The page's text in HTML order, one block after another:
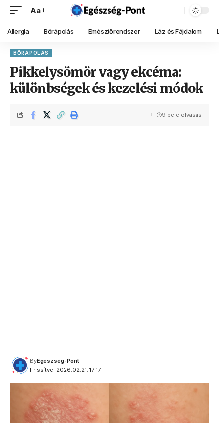
Aa
Allergia Bőrápolás Emésztőrendszer Láz és Fájdalom
BŐRÁPOLÁS
Pikkelysömör vagy ekcéma:
különbségek és kezelési módok
Frissítve: 2026.02.21. 17:17
ByEgészség-Pont
9 perc olvasás